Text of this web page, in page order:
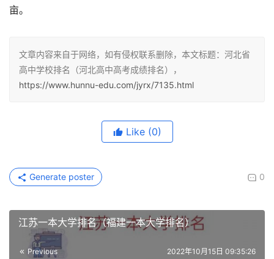
亩。
文章内容来自于网络，如有侵权联系删除，本文标题：河北省
高中学校排名（河北高中高考成绩排名），
https://www.hunnu-edu.com/jyrx/7135.html
Like (0)
0
Generate poster
江苏一本大学排名（福建一本大学排名）
Previous 2022年10月15日 09:35:26